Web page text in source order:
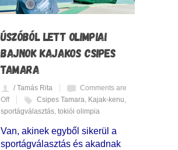
ÚSZÓBÓL LETT OLIMPIAI
BAJNOK KAJAKOS CSIPES
TAMARA
/ Tamás Rita
Comments are
Off
Csipes Tamara, Kajak-kenu,
sportágválasztás, tokiói olimpia
Van, akinek egyből sikerül a
sportágválasztás és akadnak